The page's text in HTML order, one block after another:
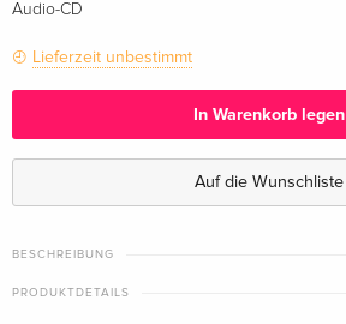
Audio-CD
Lieferzeit unbestimmt
In Warenkorb legen
Auf die Wunschliste
BESCHREIBUNG
PRODUKTDETAILS